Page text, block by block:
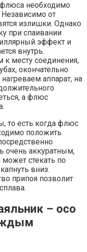
необходимо
Независимо от
излишки. Однако
при спаивании
эффект и
внутрь.
к месту соединения,
окончательно
аппарат, на
а флюс
то есть когда флюс
положить
очень аккуратным,
стекать по
вниз.
припоя позволит
– осо​